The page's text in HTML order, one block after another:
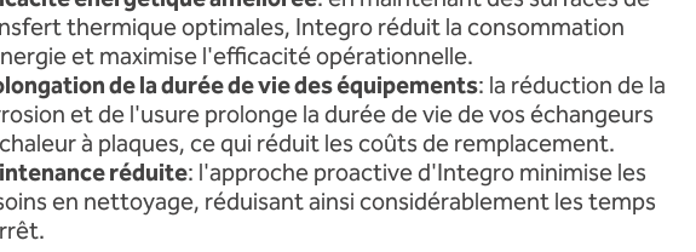
thermique optimales, Integro réduit la consommation
et maximise l'efficacité opérationnelle.
de la durée de vie des équipements: la réduction de la
et de l'usure prolonge la durée de vie de vos échangeurs
à plaques, ce qui réduit les coûts de remplacement.
réduite: l'approche proactive d'Integro minimise les
en nettoyage, réduisant ainsi considérablement les temps